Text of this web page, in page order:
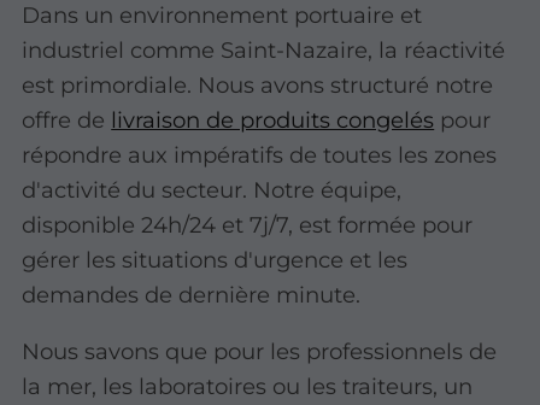
Dans un environnement portuaire et
industriel comme Saint-Nazaire, la réactivité
est primordiale. Nous avons structuré notre
offre de livraison de produits congelés pour
répondre aux impératifs de toutes les zones
d'activité du secteur. Notre équipe,
disponible 24h/24 et 7j/7, est formée pour
gérer les situations d'urgence et les
demandes de dernière minute.
Nous savons que pour les professionnels de
la mer, les laboratoires ou les traiteurs, un